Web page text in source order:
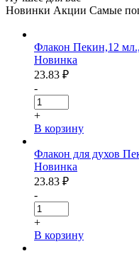
Новинки Акции Самые
Флакон Пекин,12
Новинка
23.83 ₽
-
+
В корзину
Флакон для духов
Новинка
23.83 ₽
-
+
В корзину